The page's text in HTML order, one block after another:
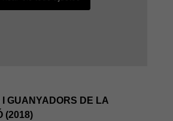
GUANYADORS DE LA
(2018)